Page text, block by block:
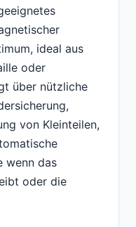
ideal aus
oder
über nützliche
von Kleinteilen,
wenn das
oder die